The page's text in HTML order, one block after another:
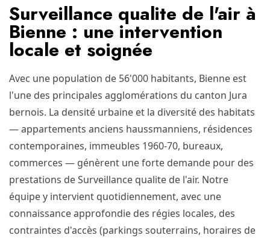
Surveillance qualite de l'air à
Bienne : une intervention
locale et soignée
Avec une population de 56'000 habitants, Bienne est
l'une des principales agglomérations du canton Jura
bernois. La densité urbaine et la diversité des habitats
— appartements anciens haussmanniens, résidences
contemporaines, immeubles 1960-70, bureaux,
commerces — génèrent une forte demande pour des
prestations de Surveillance qualite de l'air. Notre
équipe y intervient quotidiennement, avec une
connaissance approfondie des régies locales, des
contraintes d'accès (parkings souterrains, horaires de